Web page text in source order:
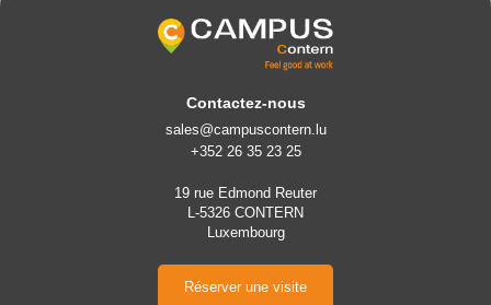
Contactez-nous
sales@campuscontern.lu
+352 26 35 23 25
19 rue Edmond Reuter
L-5326 CONTERN
Luxembourg
Réserver une visite